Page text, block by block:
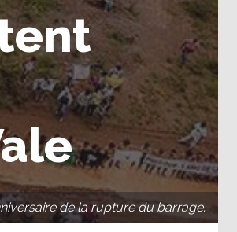
de la rupture du barrage.